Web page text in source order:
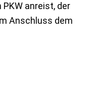
anreist, der
Anschluss dem